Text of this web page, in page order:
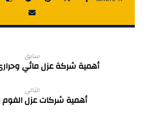
سابق
أهمية شركة عزل مائي
التالي
أهمية شركات عزل الفوم